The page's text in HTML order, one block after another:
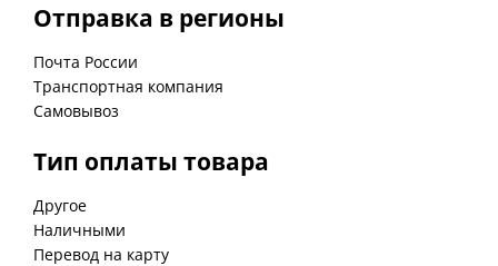
Отправка в регионы
Почта России
Транспортная компания
Самовывоз
Тип оплаты товара
Другое
Наличными
Перевод на карту